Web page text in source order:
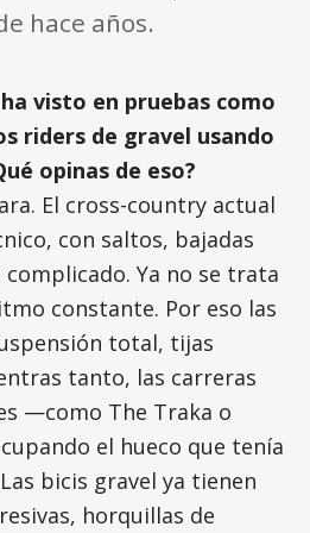
hace años.
visto en pruebas como
riders de gravel usando
opinas de eso?
El cross-country actual
con saltos, bajadas
Ya no se trata
constante. Por eso las
total, tijas
tanto, las carreras
—como The Traka o
el hueco que tenía
bicis gravel ya tienen
horquillas de